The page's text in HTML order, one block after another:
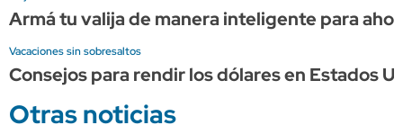
Armá tu valija de manera inteligente para
Vacaciones sin sobresaltos
Consejos para rendir los dólares en Estados
Otras noticias